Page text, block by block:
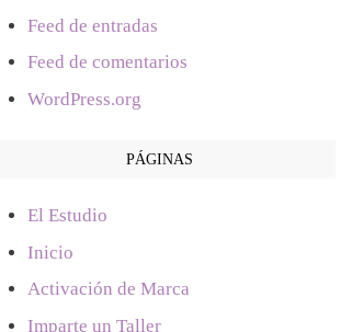
Feed de entradas
Feed de comentarios
WordPress.org
PÁGINAS
El Estudio
Inicio
Activación de Marca
Imparte un Taller